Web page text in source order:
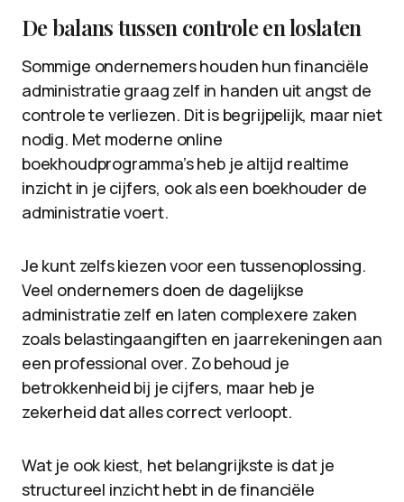
De balans tussen controle en loslaten
Sommige ondernemers houden hun financiële
administratie graag zelf in handen uit angst de
controle te verliezen. Dit is begrijpelijk, maar niet
nodig. Met moderne online
boekhoudprogramma’s heb je altijd realtime
inzicht in je cijfers, ook als een boekhouder de
administratie voert.
Je kunt zelfs kiezen voor een tussenoplossing.
Veel ondernemers doen de dagelijkse
administratie zelf en laten complexere zaken
zoals belastingaangiften en jaarrekeningen aan
een professional over. Zo behoud je
betrokkenheid bij je cijfers, maar heb je
zekerheid dat alles correct verloopt.
Wat je ook kiest, het belangrijkste is dat je
structureel inzicht hebt in de financiële